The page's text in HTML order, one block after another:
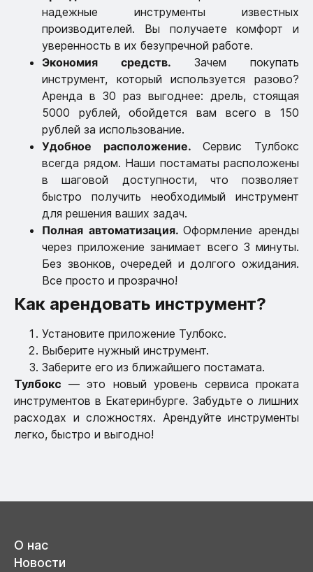
надежные инструменты известных
производителей. Вы получаете комфорт и
уверенность в их безупречной работе.
Экономия средств. Зачем покупать
инструмент, который используется разово?
Аренда в 30 раз выгоднее: дрель, стоящая
5000 рублей, обойдется вам всего в 150
рублей за использование.
Удобное расположение. Сервис Тулбокс
всегда рядом. Наши постаматы расположены
в шаговой доступности, что позволяет
быстро получить необходимый инструмент
для решения ваших задач.
Полная автоматизация.Оформление аренды
через приложение занимает всего 3 минуты.
Без звонков, очередей и долгого ожидания.
Все просто и прозрачно!
Как арендовать инструмент?
Установите приложение Тулбокс.
Выберите нужный инструмент.
Заберите его из ближайшего постамата.
Тулбокс — это новый уровень сервиса проката
инструментов в Екатеринбурге. Забудьте о лишних
расходах и сложностях. Арендуйте инструменты
легко, быстро и выгодно!
О нас
Новости